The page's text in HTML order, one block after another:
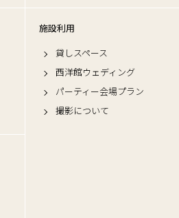
施設利用
貸しスペース
西洋館ウェディング
パーティー会場プラン
撮影について